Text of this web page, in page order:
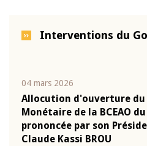
Interventions du
04 mars 2026
Allocution d'ouverture
Monétaire de la BCEAO
prononcée par son
Claude Kassi BROU